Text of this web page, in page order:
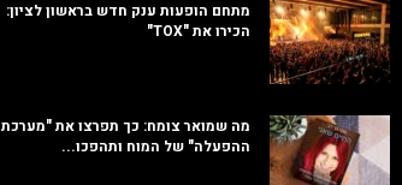
מתחם הופעות ענק חדש בראשון לציון:
הכירו את "TOX"
מה שמואר צומח: כך תפרצו את "מערכת
ההפעלה" של המוח ותהפכו...